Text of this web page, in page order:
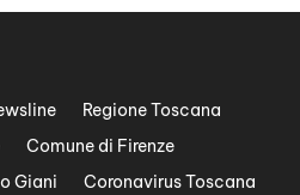
Regione Toscana
Comune di Firenze
Giani
Coronavirus Toscana